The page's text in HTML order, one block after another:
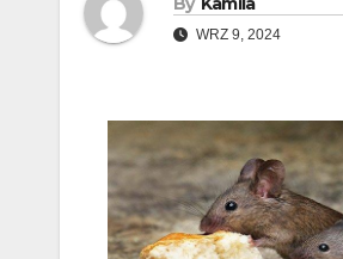
WRZ 9, 2024